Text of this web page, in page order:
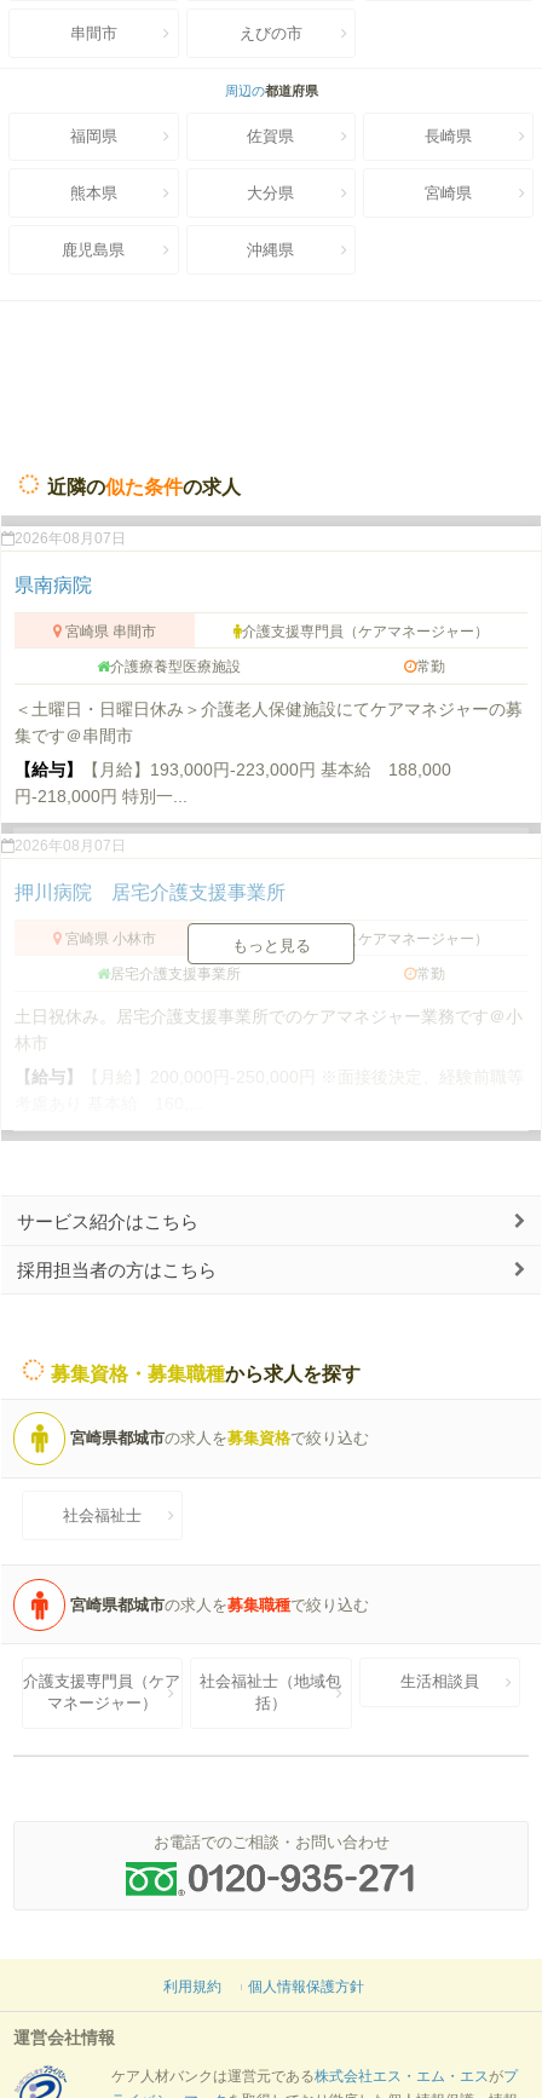
串間市 えびの市
周辺の都道府県
福岡県 佐賀県 長崎県
熊本県 大分県 宮崎県
鹿児島県 沖縄県
近隣の似た条件の求人
2026年08月07日
県南病院
宮崎県 串間市 介護支援専門員（ケアマネージャー）
介護療養型医療施設 常勤
＜土曜日・日曜日休み＞介護老人保健施設にてケアマネジャーの募
集です＠串間市
【給与】
【月給】193,000円-223,000円 基本給 188,000
円-218,000円 特別一...
2026年08月07日
押川病院 居宅介護支援事業所
宮崎県 小林市 介護支援専門員（ケアマネージャー）
居宅介護支援事業所 常勤
土日祝休み。居宅介護支援事業所でのケアマネジャー業務です＠小
林市
【給与】
【月給】200,000円-250,000円 ※面接後決定、経験前職等
もっと見る
サービス紹介はこちら
採用担当者の方はこちら
募集資格・募集職種から求人を探す
宮崎県都城市の求人を募集資格で絞り込む
社会福祉士
宮崎県都城市の求人を募集職種で絞り込む
介護支援専門員（ケア
マネージャー）
社会福祉士（地域包
括）
生活相談員
お電話でのご相談・お問い合わせ
利用規約 個人情報保護方針
運営会社情報
ケア人材バンクは運営元である株式会社エス・エム・エスがプ